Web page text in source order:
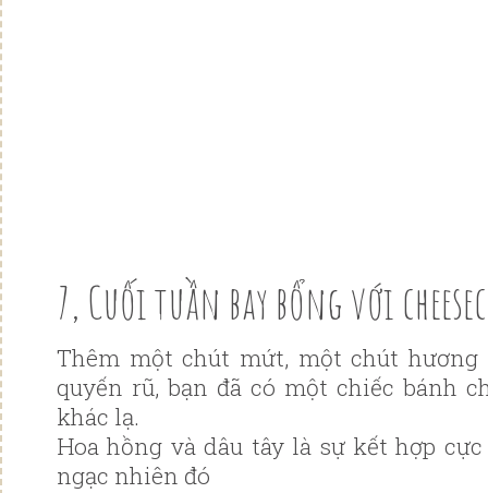
7, Cuối tuần bay bổng với
Thêm một chút mứt, một chút
quyến rũ, bạn đã có một chiếc bánh
khác lạ.
Hoa hồng và dâu tây là sự kết hợp
ngạc nhiên đó